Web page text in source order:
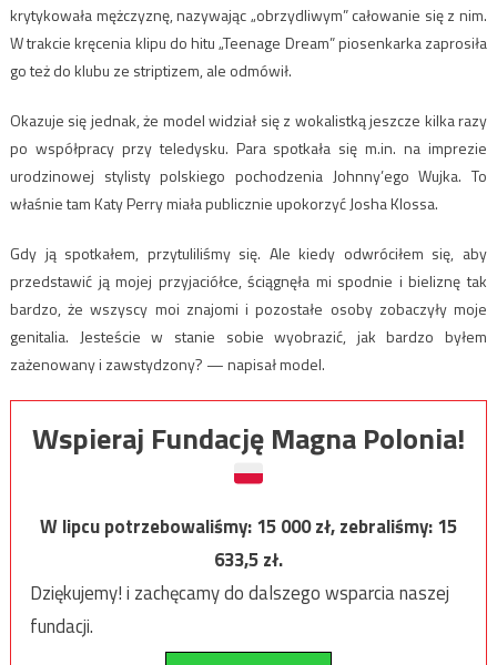
krytykowała mężczyznę, nazywając „obrzydliwym” całowanie się z nim.
W trakcie kręcenia klipu do hitu „Teenage Dream” piosenkarka zaprosiła
go też do klubu ze striptizem, ale odmówił.
Okazuje się jednak, że model widział się z wokalistką jeszcze kilka razy
po współpracy przy teledysku. Para spotkała się m.in. na imprezie
urodzinowej stylisty polskiego pochodzenia Johnny’ego Wujka. To
właśnie tam Katy Perry miała publicznie upokorzyć Josha Klossa.
Gdy ją spotkałem, przytuliliśmy się. Ale kiedy odwróciłem się, aby
przedstawić ją mojej przyjaciółce, ściągnęła mi spodnie i bieliznę tak
bardzo, że wszyscy moi znajomi i pozostałe osoby zobaczyły moje
genitalia. Jesteście w stanie sobie wyobrazić, jak bardzo byłem
zażenowany i zawstydzony? — napisał model.
Wspieraj Fundację Magna Polonia!
W lipcu potrzebowaliśmy:15 000zł, zebraliśmy:15
633,5zł.
Dziękujemy! i zachęcamy do dalszego wsparcia naszej
fundacji.